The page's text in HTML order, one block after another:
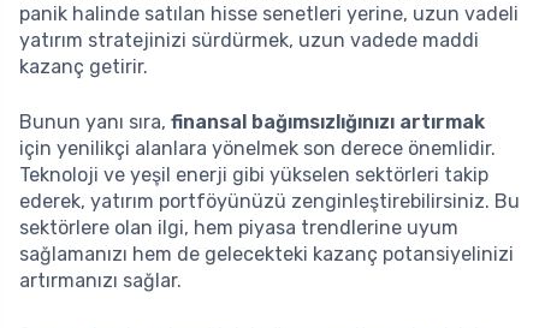
panik halinde satılan hisse senetleri yerine, uzun vadeli
yatırım stratejinizi sürdürmek, uzun vadede maddi
kazanç getirir.
Bunun yanı sıra, finansal bağımsızlığınızı artırmak
için yenilikçi alanlara yönelmek son derece önemlidir.
Teknoloji ve yeşil enerji gibi yükselen sektörleri takip
ederek, yatırım portföyünüzü zenginleştirebilirsiniz. Bu
sektörlere olan ilgi, hem piyasa trendlerine uyum
sağlamanızı hem de gelecekteki kazanç potansiyelinizi
artırmanızı sağlar.